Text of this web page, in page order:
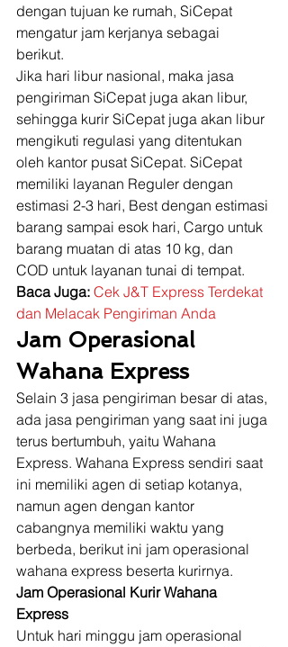
dengan tujuan ke rumah, SiCepat
mengatur jam kerjanya sebagai
berikut.
Jika hari libur nasional, maka jasa
pengiriman SiCepat juga akan libur,
sehingga kurir SiCepat juga akan libur
mengikuti regulasi yang ditentukan
oleh kantor pusat SiCepat. SiCepat
memiliki layanan Reguler dengan
estimasi 2-3 hari, Best dengan estimasi
barang sampai esok hari, Cargo untuk
barang muatan di atas 10 kg, dan
COD untuk layanan tunai di tempat.
Baca Juga: Cek J&T Express Terdekat
dan Melacak Pengiriman Anda
Jam Operasional
Wahana Express
Selain 3 jasa pengiriman besar di atas,
ada jasa pengiriman yang saat ini juga
terus bertumbuh, yaitu Wahana
Express. Wahana Express sendiri saat
ini memiliki agen di setiap kotanya,
namun agen dengan kantor
cabangnya memiliki waktu yang
berbeda, berikut ini jam operasional
wahana express beserta kurirnya.
Jam Operasional Kurir Wahana
Express
Untuk hari minggu jam operasional